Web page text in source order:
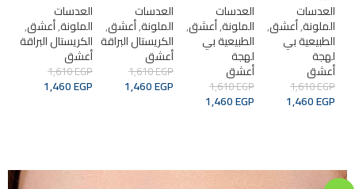
العدسات
الملونة,أعشق,
الطبيعية بي
لهجة
أعشق
1,610EGP
1,460EGP
العدسات
الملونة,أعشق,
الطبيعية بي
لهجة
أعشق
1,610EGP
1,460EGP
العدسات
الملونة,أعشق,
الكريستال البراقة
أعشق
1,610EGP
1,460EGP
العدسات
الملونة,أعشق,
الكريستال البراقة
أعشق
1,610EGP
1,460EGP